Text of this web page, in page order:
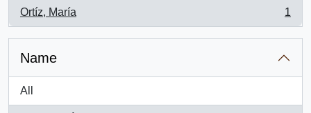
Ortíz, María
, 1 results
1
Name
All